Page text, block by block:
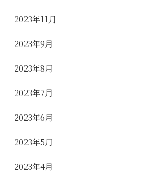
2023年11月
2023年9月
2023年8月
2023年7月
2023年6月
2023年5月
2023年4月